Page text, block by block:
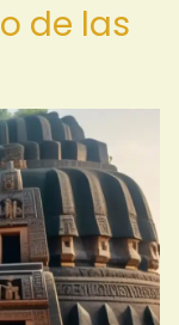
de las